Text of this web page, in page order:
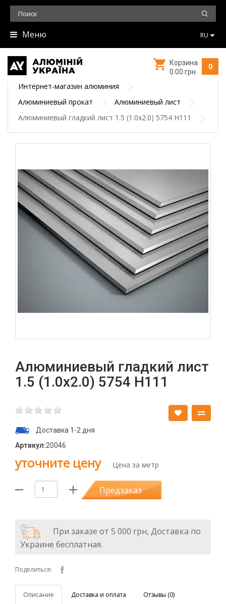
Меню RU
0
Корзина
0.00 грн
Интернет-магазин алюминия
Алюминиевый прокат
Алюминиевый лист
Алюминиевый гладкий лист 1.5 (1.0х2.0) 5754 Н111
Алюминиевый гладкий лист
1.5 (1.0х2.0) 5754 Н111
Доставка 1-2 дня
Артикул:20046
уточните цену Цена за метр
Предзаказ
При заказе от 5 000 грн, Доставка по
Украине бесплатная.
Поделиться:
Описание Доставка и оплата Отзывы (0)